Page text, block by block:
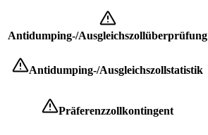
Antidumping-/Ausgleichszollüberprüfung
Antidumping-/Ausgleichszollstatistik
Präferenzzollkontingent